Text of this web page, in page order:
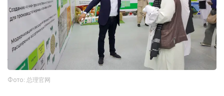
Фото: 总理官网